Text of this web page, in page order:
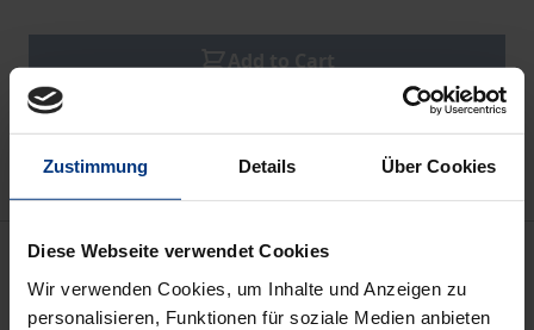
Zustimmung Details Über Cookies
Diese Webseite verwendet Cookies
Wir verwenden Cookies, um Inhalte und Anzeigen zu
personalisieren, Funktionen für soziale Medien anbieten
Add to Cart
Add to Wish List
Delivery cost notice
Description
The innovation activities of enterprises are the key